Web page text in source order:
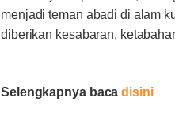
menjadi teman abadi di alam
diberikan kesabaran,
Selengkapnya bacadisini